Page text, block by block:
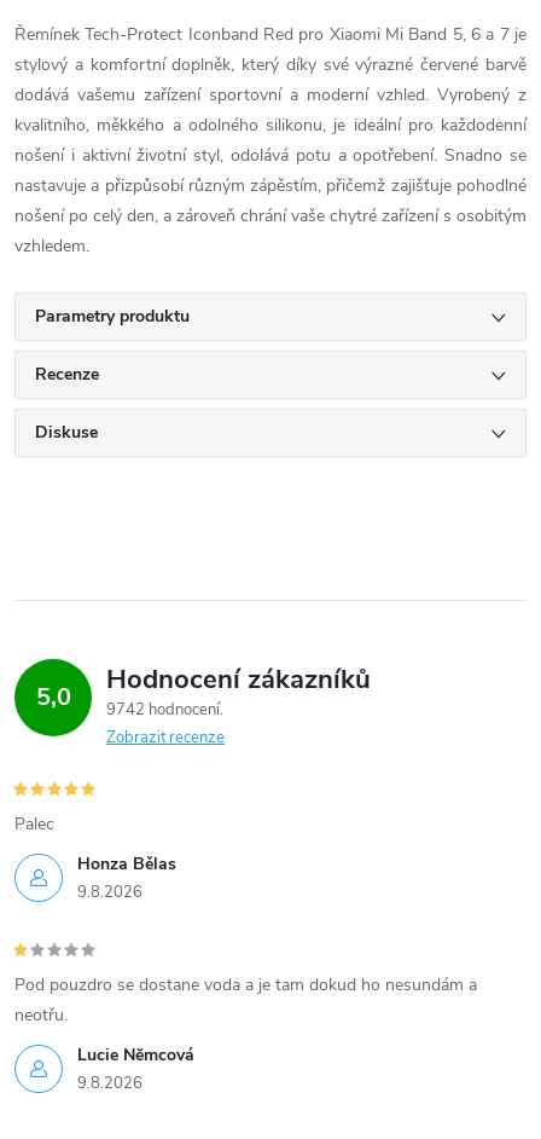
Řemínek Tech-Protect Iconband Red pro Xiaomi Mi Band 5, 6 a 7 je
stylový a komfortní doplněk, který díky své výrazné červené barvě
dodává vašemu zařízení sportovní a moderní vzhled. Vyrobený z
kvalitního, měkkého a odolného silikonu, je ideální pro každodenní
nošení i aktivní životní styl, odolává potu a opotřebení. Snadno se
nastavuje a přizpůsobí různým zápěstím, přičemž zajišťuje pohodlné
nošení po celý den, a zároveň chrání vaše chytré zařízení s osobitým
vzhledem.
Parametry produktu
Recenze
Diskuse
5,0 Hodnocení zákazníků
9742 hodnocení
Zobrazit recenze
Honza Bělas
9.8.2026
Palec
Lucie Nĕmcová
9.8.2026
Pod pouzdro se dostane voda a je tam dokud ho nesundám a
neotřu.